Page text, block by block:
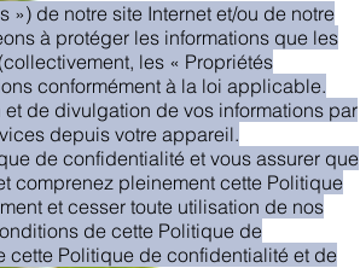
») de notre site Internet et/ou de notre
à protéger les informations que les
les « Propriétés
conformément à la loi applicable.
de divulgation de vos informations par
depuis votre appareil.
de confidentialité et vous assurer que
comprenez pleinement cette Politique
et cesser toute utilisation de nos
de cette Politique de
cette Politique de confidentialité et de